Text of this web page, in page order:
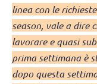
linea con le
season, vale a dire
lavorare e quasi
prima settimana è
dopo questa